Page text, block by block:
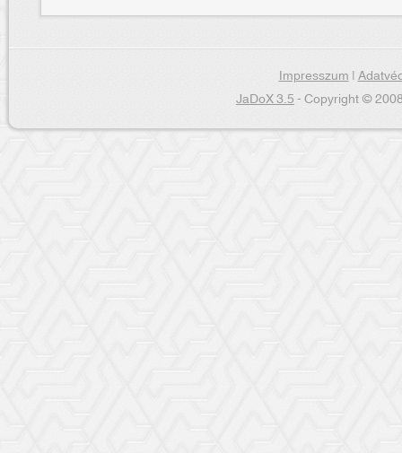
Impresszum|
JaDoX 3.5- Copyright ©